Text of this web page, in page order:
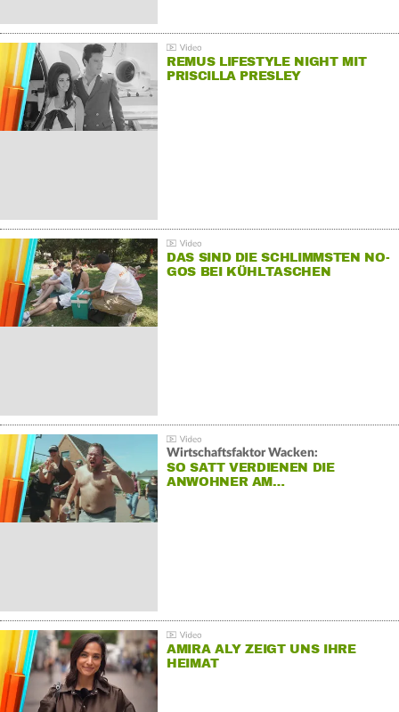
REMUS LIFESTYLE NIGHT MIT
PRISCILLA PRESLEY
DAS SIND DIE SCHLIMMSTEN NO-
GOS BEI KÜHLTASCHEN
Wirtschaftsfaktor Wacken:
SO SATT VERDIENEN DIE
ANWOHNER AM…
AMIRA ALY ZEIGT UNS IHRE
HEIMAT